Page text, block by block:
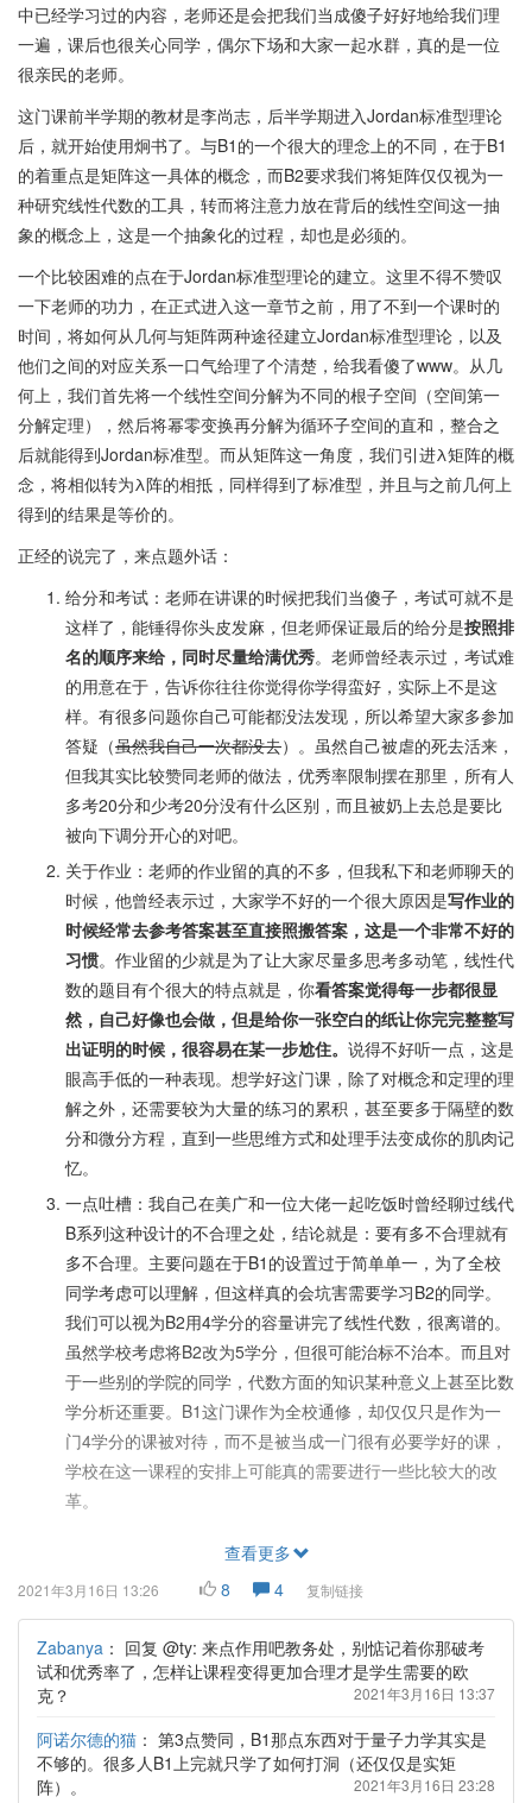
中已经学习过的内容，老师还是会把我们当成傻子好好地给我们理
一遍，课后也很关心同学，偶尔下场和大家一起水群，真的是一位
很亲民的老师。
这门课前半学期的教材是李尚志，后半学期进入Jordan标准型理论
后，就开始使用炯书了。与B1的一个很大的理念上的不同，在于B1
的着重点是矩阵这一具体的概念，而B2要求我们将矩阵仅仅视为一
种研究线性代数的工具，转而将注意力放在背后的线性空间这一抽
象的概念上，这是一个抽象化的过程，却也是必须的。
一个比较困难的点在于Jordan标准型理论的建立。这里不得不赞叹
一下老师的功力，在正式进入这一章节之前，用了不到一个课时的
时间，将如何从几何与矩阵两种途径建立Jordan标准型理论，以及
他们之间的对应关系一口气给理了个清楚，给我看傻了www。从几
何上，我们首先将一个线性空间分解为不同的根子空间（空间第一
分解定理），然后将幂零变换再分解为循环子空间的直和，整合之
后就能得到Jordan标准型。而从矩阵这一角度，我们引进λ矩阵的概
念，将相似转为λ阵的相抵，同样得到了标准型，并且与之前几何上
得到的结果是等价的。
正经的说完了，来点题外话：
给分和考试：老师在讲课的时候把我们当傻子，考试可就不是
这样了，能锤得你头皮发麻，但老师保证最后的给分是按照排
名的顺序来给，同时尽量给满优秀。老师曾经表示过，考试难
的用意在于，告诉你往往你觉得你学得蛮好，实际上不是这
样。有很多问题你自己可能都没法发现，所以希望大家多参加
答疑（虽然我自己一次都没去）。虽然自己被虐的死去活来，
但我其实比较赞同老师的做法，优秀率限制摆在那里，所有人
多考20分和少考20分没有什么区别，而且被奶上去总是要比
被向下调分开心的对吧。
关于作业：老师的作业留的真的不多，但我私下和老师聊天的
时候，他曾经表示过，大家学不好的一个很大原因是写作业的
时候经常去参考答案甚至直接照搬答案，这是一个非常不好的
习惯。作业留的少就是为了让大家尽量多思考多动笔，线性代
数的题目有个很大的特点就是，你看答案觉得每一步都很显
然，自己好像也会做，但是给你一张空白的纸让你完完整整写
出证明的时候，很容易在某一步尬住。 说得不好听一点，这是
眼高手低的一种表现。想学好这门课，除了对概念和定理的理
解之外，还需要较为大量的练习的累积，甚至要多于隔壁的数
分和微分方程，直到一些思维方式和处理手法变成你的肌肉记
忆。
一点吐槽：我自己在美广和一位大佬一起吃饭时曾经聊过线代
B系列这种设计的不合理之处，结论就是：要有多不合理就有
多不合理。主要问题在于B1的设置过于简单单一，为了全校
同学考虑可以理解，但这样真的会坑害需要学习B2的同学。
我们可以视为B2用4学分的容量讲完了线性代数，很离谱的。
虽然学校考虑将B2改为5学分，但很可能治标不治本。而且对
于一些别的学院的同学，代数方面的知识某种意义上甚至比数
学分析还重要。B1这门课作为全校通修，却仅仅只是作为一
门4学分的课被对待，而不是被当成一门很有必要学好的课，
学校在这一课程的安排上可能真的需要进行一些比较大的改
革。
查看更多
2021年3月16日 13:26 8 4 复制链接
Zabanya ： 回复 @ty: 来点作用吧教务处，别惦记着你那破考
试和优秀率了，怎样让课程变得更加合理才是学生需要的欧
克？
2021年3月16日 13:37
阿诺尔德的猫 ： 第3点赞同，B1那点东西对于量子力学其实是
不够的。很多人B1上完就只学了如何打洞（还仅仅是实矩
阵）。
2021年3月16日 23:28